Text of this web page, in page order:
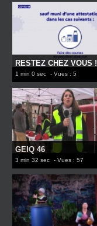
RESTEZ CHEZ VOUS !
1 min 0 sec - Vues : 5
GEIQ 46
3 min 32 sec - Vues : 57